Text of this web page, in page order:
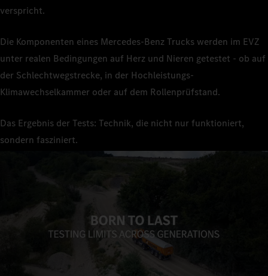
verspricht.
Die Komponenten eines Mercedes-Benz Trucks werden im EVZ
unter realen Bedingungen auf Herz und Nieren getestet - ob auf
der Schlechtwegstrecke, in der Hochleistungs-
Klimawechselkammer oder auf dem Rollenprüfstand.
Das Ergebnis der Tests: Technik, die nicht nur funktioniert,
sondern fasziniert.